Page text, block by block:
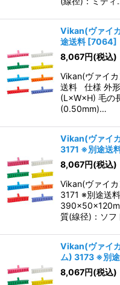
Vikan(ヴァイ
途送料 [7064]
8,067円(税込)
Vikan(ヴァイ
送料 仕様 外
(L×W×H) 毛の
(0.50mm)…
Vikan(ヴァイ
3171 ※別途送
8,067円(税込)
Vikan(ヴァイ
3171 ※別途送
質(線径)：ソ
Vikan(ヴァイ
ム) 3173 ※別
8,067円(税込)